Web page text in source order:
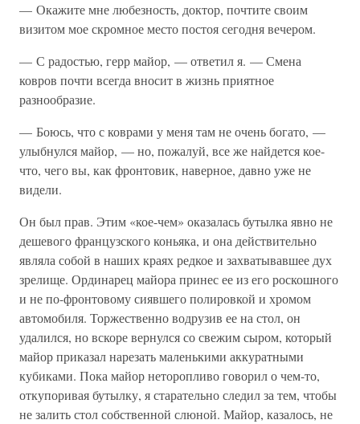
— Окажите мне любезность, доктор, почтите своим
визитом мое скромное место постоя сегодня вечером.
— С радостью, герр майор, — ответил я. — Смена
ковров почти всегда вносит в жизнь приятное
разнообразие.
— Боюсь, что с коврами у меня там не очень богато, —
улыбнулся майор, — но, пожалуй, все же найдется кое-
что, чего вы, как фронтовик, наверное, давно уже не
видели.
Он был прав. Этим «кое-чем» оказалась бутылка явно не
дешевого французского коньяка, и она действительно
являла собой в наших краях редкое и захватывавшее дух
зрелище. Ординарец майора принес ее из его роскошного
и не по-фронтовому сиявшего полировкой и хромом
автомобиля. Торжественно водрузив ее на стол, он
удалился, но вскоре вернулся со свежим сыром, который
майор приказал нарезать маленькими аккуратными
кубиками. Пока майор неторопливо говорил о чем-то,
откупоривая бутылку, я старательно следил за тем, чтобы
не залить стол собственной слюной. Майор, казалось, не